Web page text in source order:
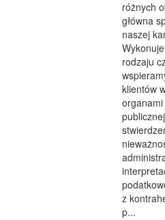
MATERIAŁY
INNE
IMPREZY
ZAJĘCIA
różnych
główna
naszej
rodzaju
klientów
z
p...